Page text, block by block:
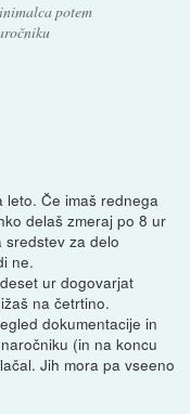
potem
leto. Če imaš rednega
delaš zmeraj po 8 ur
sredstev za delo
ne.
ur dogovarjat
na četrtino.
dokumentacije in
(in na koncu
Jih mora pa vseeno